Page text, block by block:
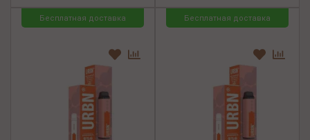
Бесплатная доставка Бесплатная доставка